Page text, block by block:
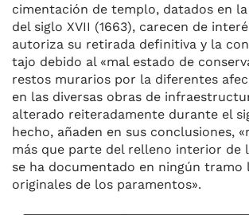
cimentación de templo, datados en
del siglo XVII (1663), carecen de
autoriza su retirada definitiva y la
tajo debido al «mal estado de
restos murarios por la diferentes
en las diversas obras de
alterado reiteradamente durante el
hecho, añaden en sus conclusiones,
más que parte del relleno interior de
se ha documentado en ningún tramo
originales de los paramentos».